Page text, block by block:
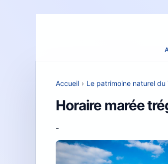
Accueil › Le patrimoine naturel du
Horaire marée
-